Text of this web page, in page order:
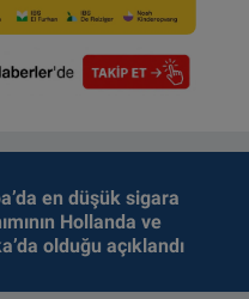
en düşük sigara
Hollanda ve
olduğu açıklandı